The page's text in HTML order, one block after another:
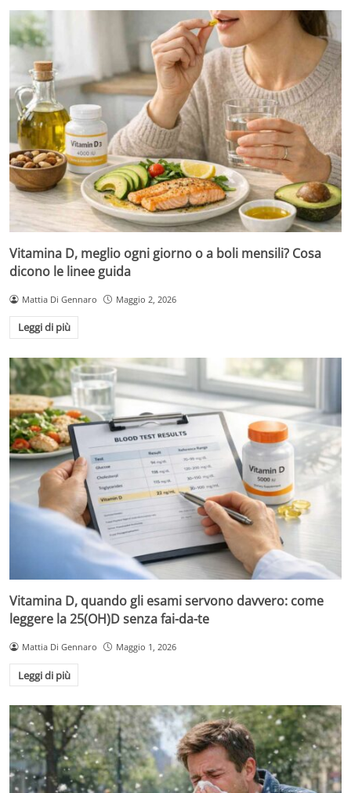
Vitamina D, meglio ogni giorno o a boli mensili? Cosa
dicono le linee guida
Mattia Di Gennaro Maggio 2, 2026
Leggi di più
Vitamina D, quando gli esami servono davvero: come
leggere la 25(OH)D senza fai-da-te
Mattia Di Gennaro Maggio 1, 2026
Leggi di più